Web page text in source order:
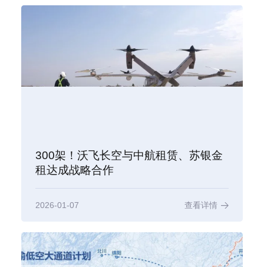
300架！沃飞长空与中航租赁、苏银金
租达成战略合作
2026-01-07 查看详情